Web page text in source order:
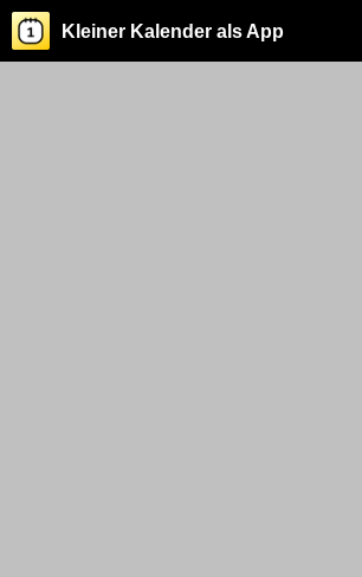
Kleiner Kalender als App